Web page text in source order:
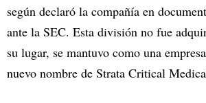
según declaró la compañía en
ante la SEC. Esta división no fue
su lugar, se mantuvo como una
nuevo nombre de Strata Critical